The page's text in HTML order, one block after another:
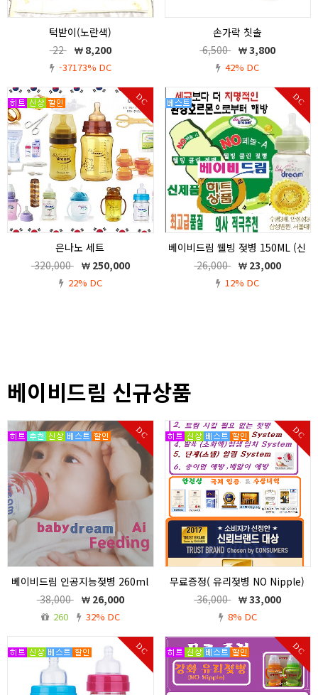
턱받이(노란색)
턱받이(노란색)
22 8,200
-37173% DC
손가락 칫솔
모유체험젖병 260ml 2P
6,500 3,800
42% DC
DC
은나노 세트
임신,출산,유아용품,임산부 용품 제조 ,판
320,000 250,000
22% DC
DC
베이비드림 웰빙 젖병 150ML (신
생아 젖병 ) 0~3 개월
베이비드림 웰빙 젖병 150ML (신생아
젖병 ) 0~3 개월
26,000 23,000
12% DC
베이비드림 신규상품
DC
베이비드림 인공지능젖병 260ml
노꼭지 * 유리젖병 노꼭지 (무료증
베이비드림 인공지능젖병 260ml 노꼭
지 * 유리젖병 노꼭지 (무료증정)
38,000 26,000
260 32% DC
DC
무료증정( 유리젖병 NO Nipple)
/ 베이비드림 인공지능젖병
무료증정( 유리젖병 NO Nipple) / 베이
비드림 인공지능젖병 260ml <구매고객
에 선착순50명 한정 무료 증정 >
36,000 33,000
8% DC
DC DC